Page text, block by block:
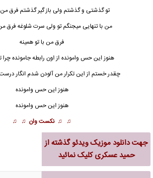
تو گذشتی و گذشتم ولی باز گیر گذشتم فرق من
من با تنهایی میجنگم تو ولی سرت شلوغه فرق
فرق من با تو همینه
هنوز این حس وامونده از اون رابطه جامونده چرا
چقدر خستم از این تکرار من آلودن شدم انگار
هنوز این حس وامونده
هنوز این حس وامونده
♫ ♫ نکست وان ♫ ♫
جهتدانلود موزیک ویدئو گذشته از
حمید عسکریکلیک نمائید